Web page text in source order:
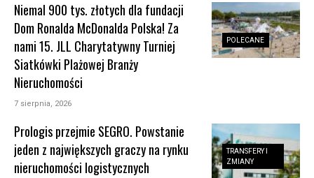
POLECANE
Niemal 900 tys. złotych dla fundacji
Dom Ronalda McDonalda Polska! Za
nami 15. JLL Charytatywny Turniej
Siatkówki Plażowej Branży
Nieruchomości
7 sierpnia, 2026
TRANSFERY I
ZMIANY
Prologis przejmie SEGRO. Powstanie
jeden z największych graczy na rynku
nieruchomości logistycznych